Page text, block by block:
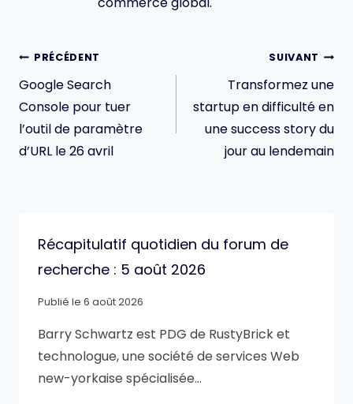
Navigation
de
l’article
PRÉCÉDENT
Google Search
Console pour tuer
l’outil de paramètre
d’URL le 26 avril
SUIVANT
Transformez une
startup en difficulté en
une success story du
jour au lendemain
Récapitulatif quotidien du forum de
recherche : 5 août 2026
Publié le 6 août 2026
Barry Schwartz est PDG de RustyBrick et
technologue, une société de services Web
new-yorkaise spécialisée…